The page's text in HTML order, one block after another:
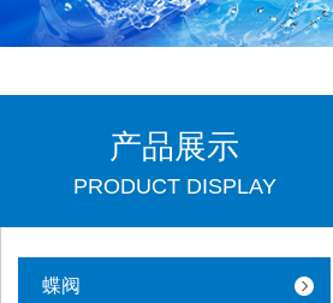
产品展示
PRODUCT DISPLAY
蝶阀